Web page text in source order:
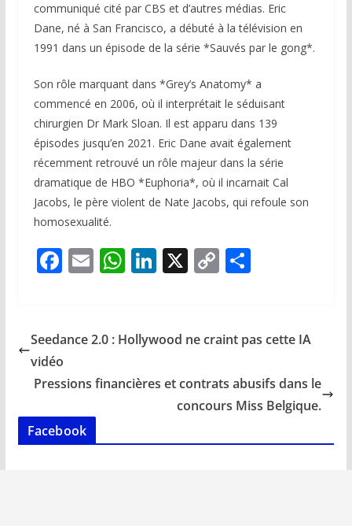
communiqué cité par CBS et d’autres médias. Eric
Dane, né à San Francisco, a débuté à la télévision en
1991 dans un épisode de la série *Sauvés par le gong*.
Son rôle marquant dans *Grey’s Anatomy* a
commencé en 2006, où il interprétait le séduisant
chirurgien Dr Mark Sloan. Il est apparu dans 139
épisodes jusqu’en 2021. Eric Dane avait également
récemment retrouvé un rôle majeur dans la série
dramatique de HBO *Euphoria*, où il incarnait Cal
Jacobs, le père violent de Nate Jacobs, qui refoule son
homosexualité.
F
b
o
o
k
E
l
W
s
p
Li
e
n
X C
y
n
k
P
g
Seedance 2.0 : Hollywood ne craint pas cette IA
vidéo
Pressions financières et contrats abusifs dans le
concours Miss Belgique.
Facebook